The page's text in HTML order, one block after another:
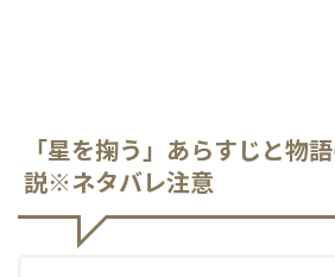
「星を掬う」あらすじと物
説※ネタバレ注意